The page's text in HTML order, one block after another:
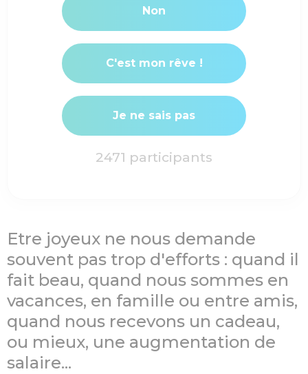
Non
C'est mon rêve !
Je ne sais pas
2471 participants
Etre joyeux ne nous demande
souvent pas trop d'efforts : quand il
fait beau, quand nous sommes en
vacances, en famille ou entre amis,
quand nous recevons un cadeau,
ou mieux, une augmentation de
salaire...